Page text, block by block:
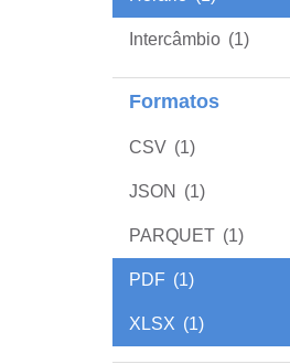
Intercâmbio (1)
Formatos
CSV (1)
JSON (1)
PARQUET (1)
PDF (1)
XLSX (1)